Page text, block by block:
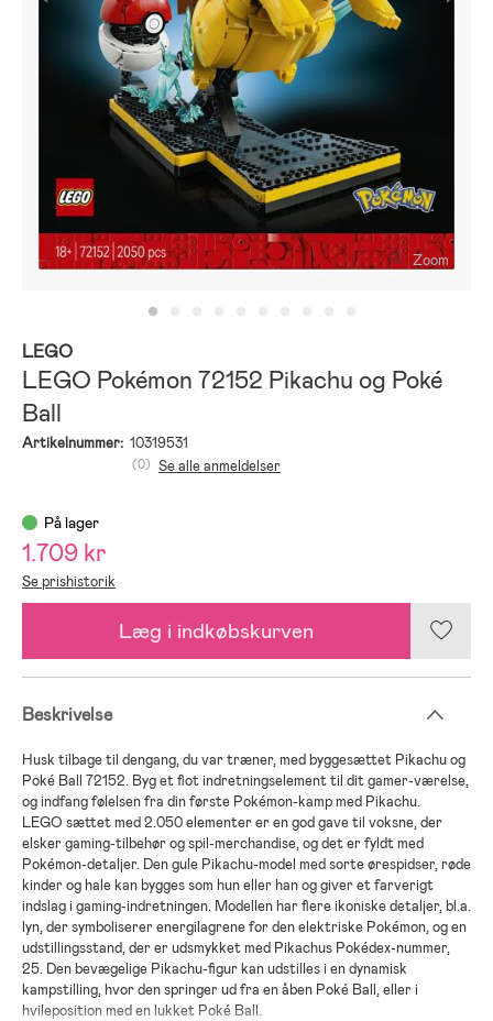
Zoom
LEGO
LEGO Pokémon 72152 Pikachu og Poké
Ball
Artikelnummer: 10319531
(0) Se alle anmeldelser
På lager
1.709 kr
Se prishistorik
Læg i indkøbskurven
Beskrivelse
Husk tilbage til dengang, du var træner, med byggesættet Pikachu og
Poké Ball 72152. Byg et flot indretningselement til dit gamer-værelse,
og indfang følelsen fra din første Pokémon-kamp med Pikachu.
LEGO sættet med 2.050 elementer er en god gave til voksne, der
elsker gaming-tilbehør og spil-merchandise, og det er fyldt med
Pokémon-detaljer. Den gule Pikachu-model med sorte ørespidser, røde
kinder og hale kan bygges som hun eller han og giver et farverigt
indslag i gaming-indretningen. Modellen har flere ikoniske detaljer, bl.a.
lyn, der symboliserer energilagrene for den elektriske Pokémon, og en
udstillingsstand, der er udsmykket med Pikachus Pokédex-nummer,
25. Den bevægelige Pikachu-figur kan udstilles i en dynamisk
kampstilling, hvor den springer ud fra en åben Poké Ball, eller i
hvileposition med en lukket Poké Ball.